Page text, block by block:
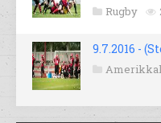
Rugby
9.7.2016 -